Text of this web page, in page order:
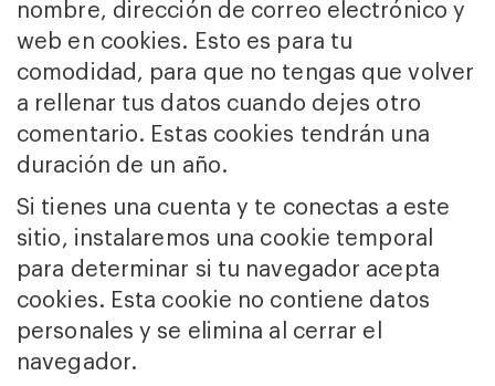
nombre, dirección de correo electrónico y
web en cookies. Esto es para tu
comodidad, para que no tengas que volver
a rellenar tus datos cuando dejes otro
comentario. Estas cookies tendrán una
duración de un año.
Si tienes una cuenta y te conectas a este
sitio, instalaremos una cookie temporal
para determinar si tu navegador acepta
cookies. Esta cookie no contiene datos
personales y se elimina al cerrar el
navegador.